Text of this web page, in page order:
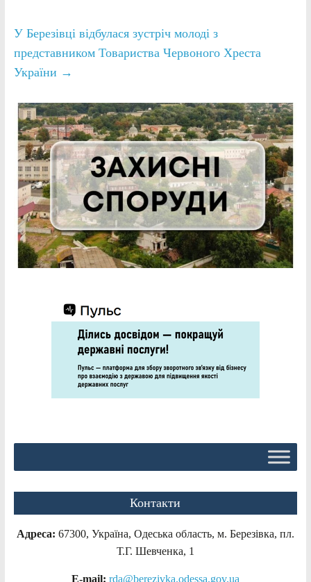
У Березівці відбулася зустріч молоді з
представником Товариства Червоного Хреста
України →
Контакти
Адреса: 67300, Україна, Одеська область, м. Березівка, пл.
Т.Г. Шевченка, 1
E-mail: rda@berezivka.odessa.gov.ua